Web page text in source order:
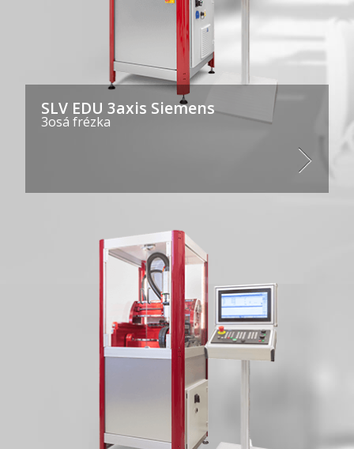
SLV EDU 3axis Siemens
3osá frézka